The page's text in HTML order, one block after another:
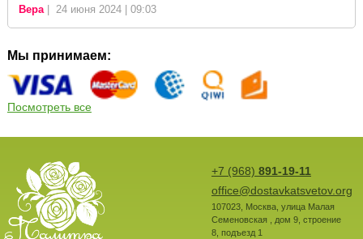
Вера| 24 июня 2024 | 09:03
Мы принимаем:
Посмотреть все
+7 (968) 891-19-11
office@dostavkatsvetov.org
107023, Москва, улица Малая
Семеновская , дом 9, строение
8, подъезд 1